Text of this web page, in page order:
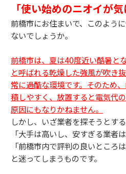
「使い始めのニオイが気
前橋市にお住まいで、このよう
ないでしょうか。
前橋市は、夏は40度近い酷暑と
と呼ばれる乾燥した強風が吹き
常に過酷な環境です。そのため
積しやすく、放置すると電気代
原因にもなりかねません。
しかし、いざ業者を探そうとする
「大手は高いし、安すぎる業者
「前橋市内で評判の良いところは
と迷ってしまうものです。